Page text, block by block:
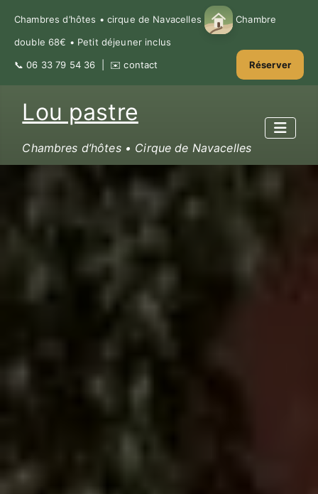
Chambres d’hôtes • cirque de Navacelles Chambre
double 68€ • Petit déjeuner inclus
📞06 33 79 54 36 | ✉️contact Réserver
Lou pastre
Chambres d’hôtes • Cirque de Navacelles